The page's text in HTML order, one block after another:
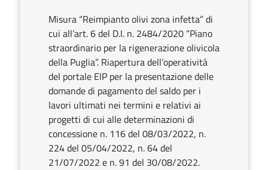
Misura “Reimpianto olivi zona infetta” di
cui all’art. 6 del D.I. n. 2484/2020 “Piano
straordinario per la rigenerazione olivicola
della Puglia”. Riapertura dell’operatività
del portale EIP per la presentazione delle
domande di pagamento del saldo per i
lavori ultimati nei termini e relativi ai
progetti di cui alle determinazioni di
concessione n. 116 del 08/03/2022, n.
224 del 05/04/2022, n. 64 del
21/07/2022 e n. 91 del 30/08/2022.